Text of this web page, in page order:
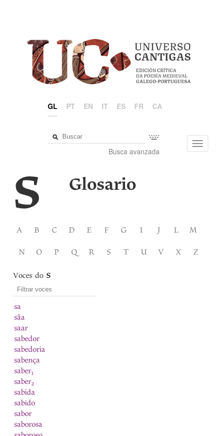
GL PT EN IT ES FR CA
Busca avanzada
S Glosario
A B C D E F G I J L M
N O P Q R S T U V X Z
Voces doS
sa
sãa
saar
sabedor
sabedoria
sabença
saber1
saber2
sabida
sabido
sabor
saborosa